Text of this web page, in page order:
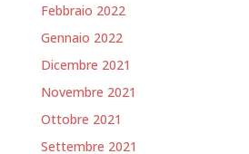
Febbraio 2022
Gennaio 2022
Dicembre 2021
Novembre 2021
Ottobre 2021
Settembre 2021